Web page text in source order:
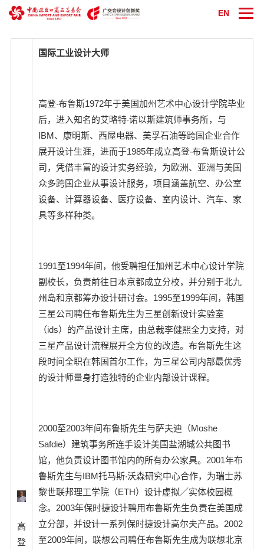
EN
高
登
国际工业设计大师
高登·布鲁斯1972年于美国加州艺术中心设计学院毕业
后，进入知名的艾略特·诺以斯建筑师事务所，与
IBM、康明斯、西屋电器、美孚石油等跨国企业合作
展开设计生涯，进而于1985年成立高登·布鲁斯设计公
司，凭借丰富的设计实务经验，为欧洲、亚洲与美国
众多跨国企业从事设计服务，项目涵盖航空、办公室
设备、计算器设备、医疗设备、室内设计、汽车、家
具等多样种类。
1991至1994年间，他受聘担任加州艺术中心设计学院
副校长，负责前往日本京都成立分校，并分别于北九
州岛和京都筹办设计研讨会。1995至1999年间，韩国
三星公司聘任布鲁斯先生为三星创新设计实验室
（ids）的产品设计主席，由总裁李健熙全力支持，对
三星产品设计流程展开全方位的改造。布鲁斯先生这
段时间全职在韩国首尔工作，为三星公司内部最优秀
的设计师量身打造独特的企业内部设计课程。
2000至2003年间布鲁斯先生与萨夫迪（Moshe
Safdie）建筑事务所连手设计美国盐湖城公共图书
馆，他负责设计图书馆内的所有办公家具。2001年布
鲁斯先生与IBM托马斯·沃森研究中心合作，为瑞士苏
黎世联邦理工学院（ETH）设计虚拟／实体校园概
念。2003年保时捷设计聘用布鲁斯先生负责在美国成
立分部，并设计一系列保时捷设计高尔夫产品。2002
至2009年间，联想公司聘任布鲁斯先生成为联想北京